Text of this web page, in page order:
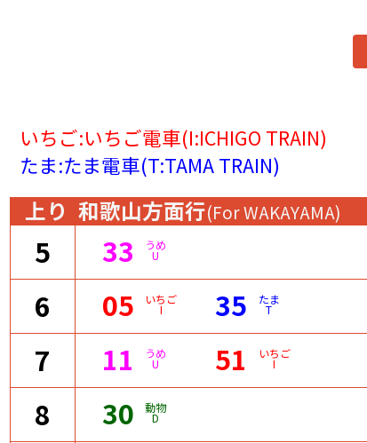
いちご:いちご電車(I:ICHIGO TRAIN)
たま:たま電車(T:TAMA TRAIN)
上り 和歌山方面行(For WAKAYAMA)
5 33 うめ
U
6 05 いちご
I 35 たま
T
7 11 うめ
U 51 いちご
I
8 30 動物
D